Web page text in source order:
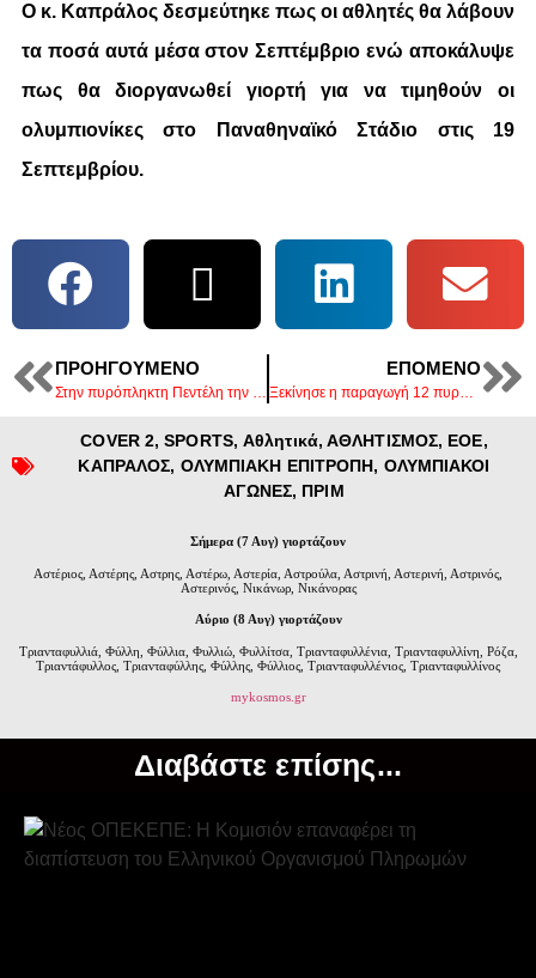
Ο κ. Καπράλος δεσμεύτηκε πως οι αθλητές θα λάβουν
τα ποσά αυτά μέσα στον Σεπτέμβριο ενώ αποκάλυψε
πως θα διοργανωθεί γιορτή για να τιμηθούν οι
ολυμπιονίκες στο Παναθηναϊκό Στάδιο στις 19
Σεπτεμβρίου.
ΠΡΟΗΓΟΎΜΕΝΟ
Στην πυρόπληκτη Πεντέλη την Τρίτη ο Μητσοτάκης – Σύσκεψη για τις δράσεις αποκατάστασης των πληγεισών περιοχών
ΕΠΌΜΕΝΟ
Ξεκίνησε η παραγωγή 12 πυροσβεστικών αεροσκαφών για τον μόνιμο στόλο rescEU
COVER 2,SPORTS,Αθλητικά,ΑΘΛΗΤΙΣΜΟΣ, ΕΟΕ,
ΚΑΠΡΑΛΟΣ, ΟΛΥΜΠΙΑΚΗ ΕΠΙΤΡΟΠΗ, ΟΛΥΜΠΙΑΚΟΙ
ΑΓΩΝΕΣ, ΠΡΙΜ
Σήμερα (7 Αυγ) γιορτάζουν
Αστέριος, Αστέρης, Αστρης, Αστέρω, Αστερία, Αστρούλα, Αστρινή, Αστερινή, Αστρινός,
Αστερινός, Νικάνωρ, Νικάνορας
Αύριο (8 Αυγ) γιορτάζουν
Τριανταφυλλιά, Φύλλη, Φύλλια, Φυλλιώ, Φυλλίτσα, Τριανταφυλλένια, Τριανταφυλλίνη, Ρόζα,
Τριαντάφυλλος, Τριανταφύλλης, Φύλλης, Φύλλιος, Τριανταφυλλένιος, Τριανταφυλλίνος
mykosmos.gr
Διαβάστε επίσης...